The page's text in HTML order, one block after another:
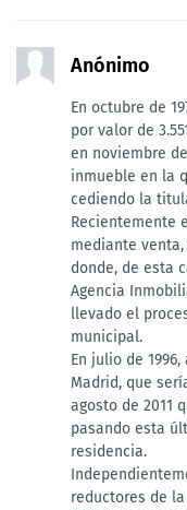
Anónimo
En octubre de
por valor de
en noviembre
inmueble en la
cediendo la
Recientemente
mediante
donde, de esta
Agencia
llevado el
municipal.
En julio de
Madrid, que
agosto de 2011
pasando esta
residencia.
reductores de